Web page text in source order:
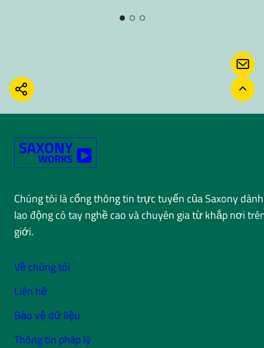
CHIA SẺ
TRỞ
Chúng tôi là cổng thông tin trực tuyến của Saxony
lao động có tay nghề cao và chuyên gia từ khắp nơi
giới.
Về chúng tôi
Liên hệ
Bảo vệ dữ liệu
Thông tin pháp lý